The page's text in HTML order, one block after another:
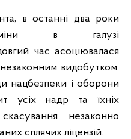
в останні два роки
зміни в галузі
час асоціювалася
видобутком.
нацбезпеки і оборони
усіх надр та їхніх
незаконно
сплячих ліцензій.